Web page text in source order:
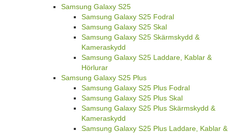
Samsung Galaxy S25
Samsung Galaxy S25 Fodral
Samsung Galaxy S25 Skal
Samsung Galaxy S25 Skärmskydd &
Kameraskydd
Samsung Galaxy S25 Laddare, Kablar &
Hörlurar
Samsung Galaxy S25 Plus
Samsung Galaxy S25 Plus Fodral
Samsung Galaxy S25 Plus Skal
Samsung Galaxy S25 Plus Skärmskydd &
Kameraskydd
Samsung Galaxy S25 Plus Laddare, Kablar &